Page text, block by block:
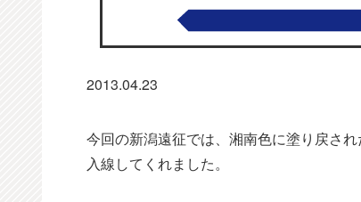
2013.04.23
今回の新潟遠征では、湘南色に塗り戻さ
入線してくれました。